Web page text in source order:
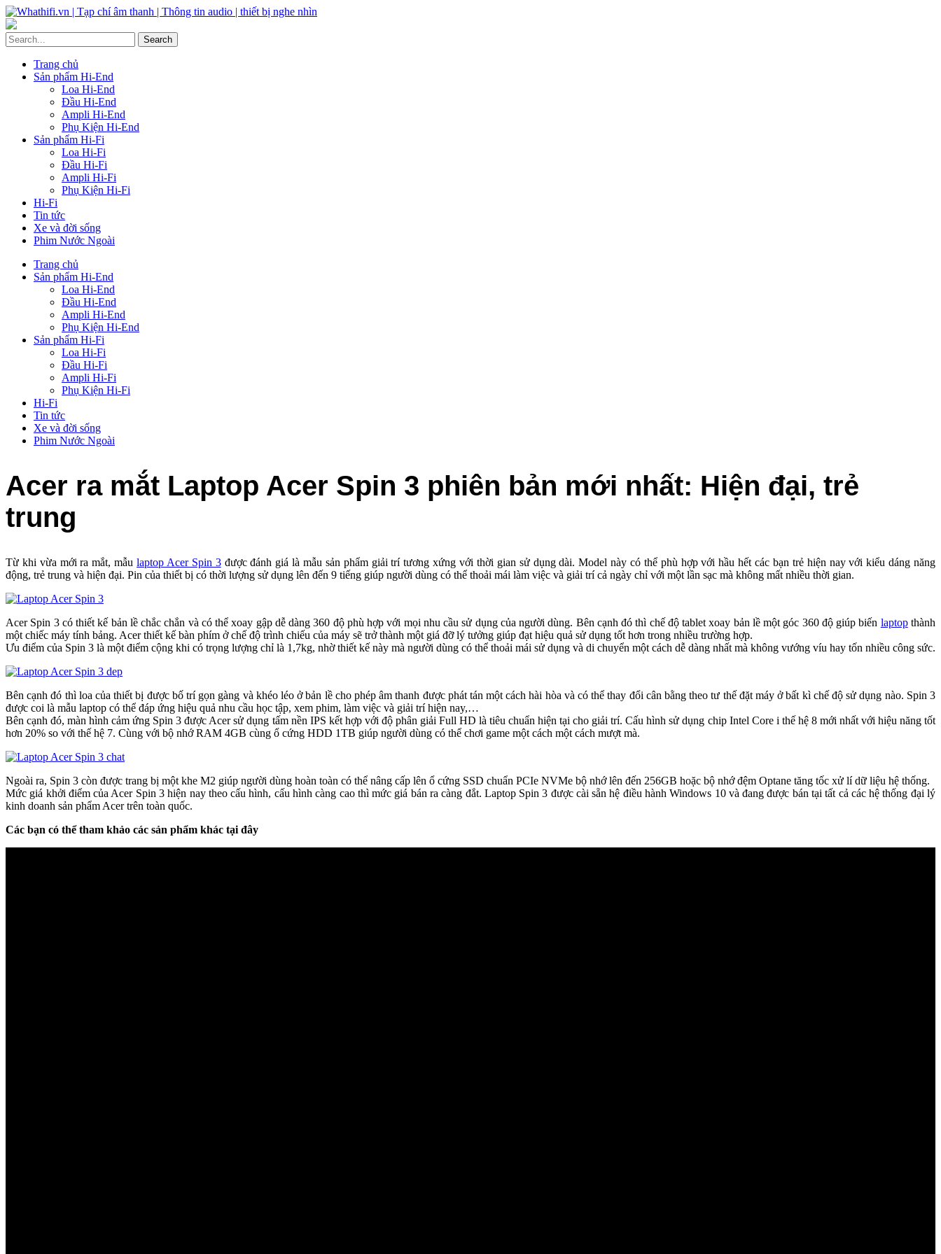
Trang chủ
Sản phẩm Hi-End
Loa Hi-End
Đầu Hi-End
Ampli Hi-End
Phụ Kiện Hi-End
Sản phẩm Hi-Fi
Loa Hi-Fi
Đầu Hi-Fi
Ampli Hi-Fi
Phụ Kiện Hi-Fi
Hi-Fi
Tin tức
Xe và đời sống
Phim Nước Ngoài
Trang chủ
Sản phẩm Hi-End
Loa Hi-End
Đầu Hi-End
Ampli Hi-End
Phụ Kiện Hi-End
Sản phẩm Hi-Fi
Loa Hi-Fi
Đầu Hi-Fi
Ampli Hi-Fi
Phụ Kiện Hi-Fi
Hi-Fi
Tin tức
Xe và đời sống
Phim Nước Ngoài
Acer ra mắt Laptop Acer Spin 3 phiên bản mới nhất: Hiện đại, trẻ
trung
Từ khi vừa mới ra mắt, mẫulaptop Acer Spin 3được đánh giá là mẫu sản phẩm giải trí tương xứng với thời gian sử dụng dài. Model này có thể phù hợp với hầu hết các bạn trẻ hiện nay với kiểu dáng năng
động, trẻ trung và hiện đại. Pin của thiết bị có thời lượng sử dụng lên đến 9 tiếng giúp người dùng có thể thoải mái làm việc và giải trí cả ngày chỉ với một lần sạc mà không mất nhiều thời gian.
Acer Spin 3 có thiết kế bản lề chắc chắn và có thể xoay gập dễ dàng 360 độ phù hợp với mọi nhu cầu sử dụng của người dùng. Bên cạnh đó thì chế độ tablet xoay bản lề một góc 360 độ giúp biến laptopthành
một chiếc máy tính bảng. Acer thiết kế bàn phím ở chế độ trình chiếu của máy sẽ trở thành một giá đỡ lý tưởng giúp đạt hiệu quả sử dụng tốt hơn trong nhiều trường hợp.
Ưu điểm của Spin 3 là một điểm cộng khi có trọng lượng chỉ là 1,7kg, nhờ thiết kế này mà người dùng có thể thoải mái sử dụng và di chuyển một cách dễ dàng nhất mà không vướng víu hay tốn nhiều công sức.
Bên cạnh đó thì loa của thiết bị được bố trí gọn gàng và khéo léo ở bản lề cho phép âm thanh được phát tán một cách hài hòa và có thể thay đổi cân bằng theo tư thế đặt máy ở bất kì chế độ sử dụng nào. Spin 3
được coi là mẫu laptop có thể đáp ứng hiệu quả nhu cầu học tập, xem phim, làm việc và giải trí hiện nay,…
Bên cạnh đó, màn hình cảm ứng Spin 3 được Acer sử dụng tấm nền IPS kết hợp với độ phân giải Full HD là tiêu chuẩn hiện tại cho giải trí. Cấu hình sử dụng chip Intel Core i thế hệ 8 mới nhất với hiệu năng tốt
hơn 20% so với thế hệ 7. Cùng với bộ nhớ RAM 4GB cùng ổ cứng HDD 1TB giúp người dùng có thể chơi game một cách một cách mượt mà.
Ngoài ra, Spin 3 còn được trang bị một khe M2 giúp người dùng hoàn toàn có thể nâng cấp lên ổ cứng SSD chuẩn PCIe NVMe bộ nhớ lên đến 256GB hoặc bộ nhớ đệm Optane tăng tốc xử lí dữ liệu hệ thống.
Mức giá khởi điểm của Acer Spin 3 hiện nay theo cấu hình, cấu hình càng cao thì mức giá bán ra càng đắt. Laptop Spin 3 được cài sẵn hệ điều hành Windows 10 và đang được bán tại tất cả các hệ thống đại lý
kinh doanh sản phẩm Acer trên toàn quốc.
Các bạn có thể tham khảo các sản phẩm khác tại đây